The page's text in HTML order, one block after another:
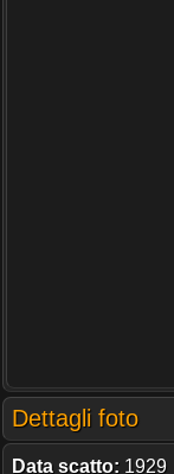
Dettagli foto
Data scatto: 1929